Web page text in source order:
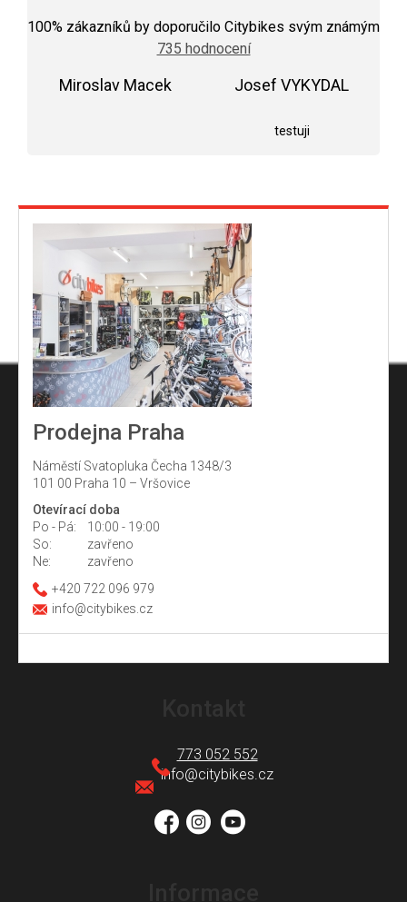
í
p
ý
p
i
s
u
hodnocení
obchodu
je
100% zákazníků by doporučilo Citybikes svým známým
735 hodnocení
Miroslav Macek Josef VYKYDAL
testuji
Prodejna Praha
Náměstí Svatopluka Čecha 1348/3
101 00 Praha 10 – Vršovice
Otevírací doba
Po - Pá:
10:00 - 19:00
So:
zavřeno
Ne:
zavřeno
+420 722 096 979
info@citybikes.cz
info@citybikes.cz
773 052 552